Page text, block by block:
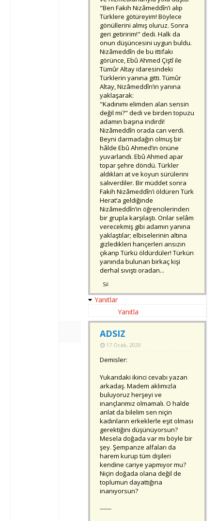
"Ben Fakih Nizâmeddîn’i alıp
Türklere götüreyim! Böylece
gönüllerini almış oluruz. Sonra
geri getiririm!" dedi. Halk da
onun düşüncesini uygun buldu.
Nizâmeddîn de bu ittifakı
görünce, Ebû Ahmed Çiştî ile
Tümûr Altay idaresindeki
Türklerin yanına gitti. Tümûr
Altay, Nizâmeddîn’in yanına
yaklaşarak:
"Kadınımı elimden alan sensin
değil mi?" dedi ve birden topuzu
adamın başına indirdi!
Nizâmeddîn orada can verdi.
Beyni darmadağın olmuş bir
hâlde Ebû Ahmed’in önüne
yuvarlandı. Ebû Ahmed apar
topar şehre döndü. Türkler
aldıkları at ve koyun sürülerini
salıverdiler. Bir müddet sonra
Fakih Nizâmeddîn’i öldüren Türk
Herat’a geldiğinde
Nizâmeddîn’in öğrencilerinden
bir grupla karşılaştı. Onlar selâm
verecekmiş gibi adamın yanına
yaklaştılar; elbiselerinin altına
gizledikleri hançerleri ansızın
çıkarıp Türkü öldürdüler! Türkün
yanında bulunan birkaç kişi
derhal sıvıştı oradan...
Sil
Yanıtlar
Yanıtla
ADSIZ
17 Ocak, 2020
Demisler:
Yukarıdaki ikinci cevabı yazan
arkadaş. Madem aklımızla
buluyoruz herşeyi ve
inançlarımız olmamalı. O halde
anlat da bilelim sen niçin
kadınların erkeklerle eşit olması
gerektiğini düşünüyorsun?
Mesela doğada var mı böyle bir
şey. Şempanze alfaları da
harem kurup tüm dişileri
kendine cariye yapmıyor mu?
Niçin doğada olana değil de
toplumun dayattığına
inanıyorsun?
------